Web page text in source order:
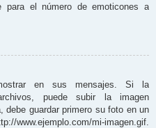
para el número de emoticones a
en sus mensajes. Si la
puede subir la imagen
debe guardar primero su foto en un
www.ejemplo.com/mi-imagen.gif.